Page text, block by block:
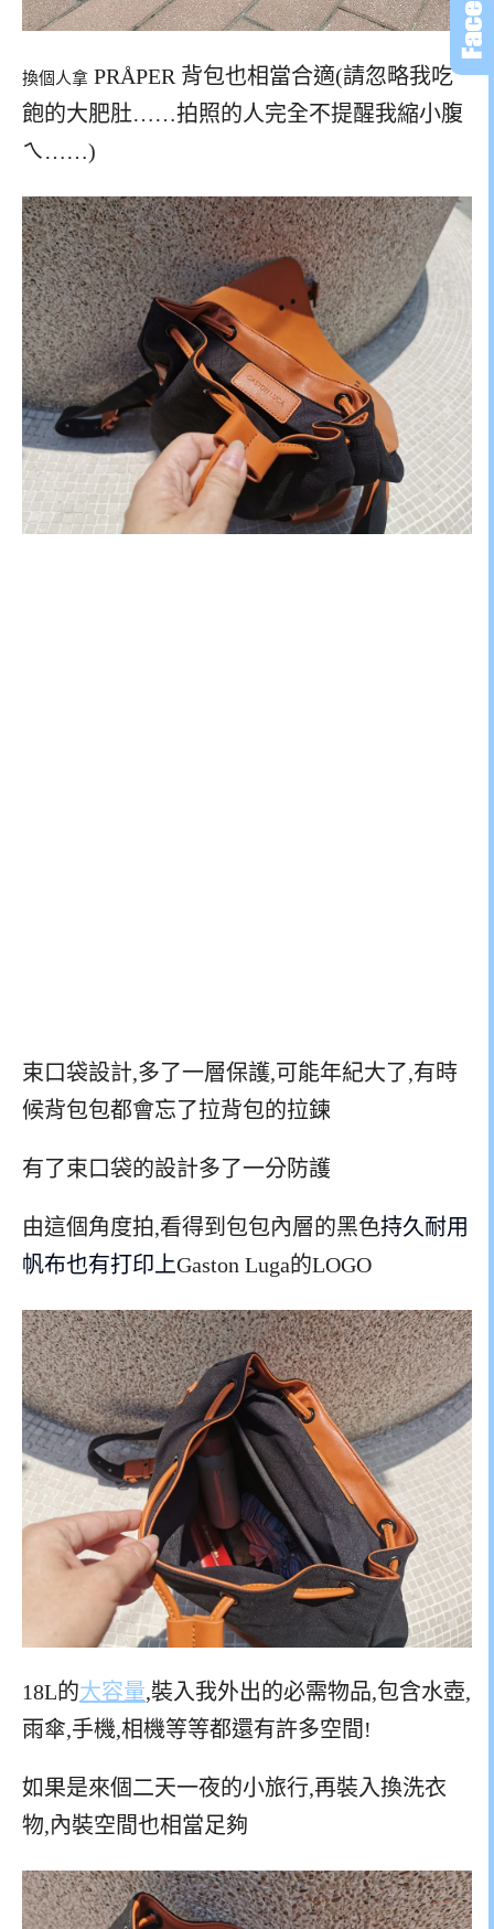
換個人拿 PRÅPER 背包也相當合適(請忽略我吃
飽的大肥肚……拍照的人完全不提醒我縮小腹
ㄟ……)
束口袋設計,多了一層保護,可能年紀大了,有時
候背包包都會忘了拉背包的拉鍊
有了束口袋的設計多了一分防護
由這個角度拍,看得到包包內層的黑色持久耐用
帆布也有打印上Gaston Luga的LOGO
18L的大容量,裝入我外出的必需物品,包含水壺,
雨傘,手機,相機等等都還有許多空間!
如果是來個二天一夜的小旅行,再裝入換洗衣
物,內裝空間也相當足夠